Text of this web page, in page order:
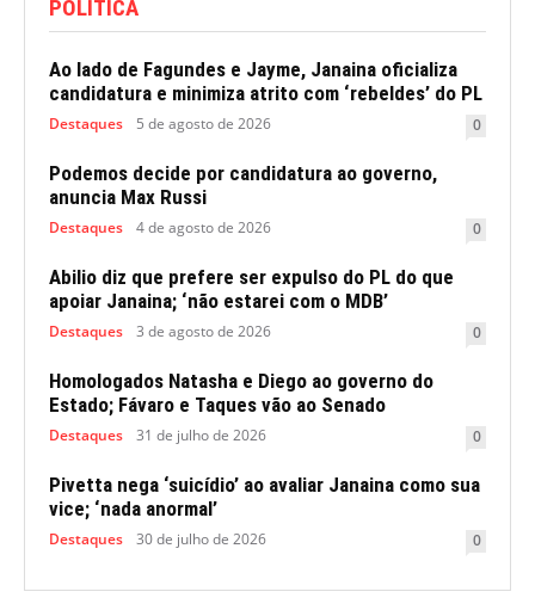
POLITICA
Ao lado de Fagundes e Jayme, Janaina oficializa
candidatura e minimiza atrito com ‘rebeldes’ do PL
Destaques 5 de agosto de 2026 0
Podemos decide por candidatura ao governo,
anuncia Max Russi
Destaques 4 de agosto de 2026 0
Abilio diz que prefere ser expulso do PL do que
apoiar Janaina; ‘não estarei com o MDB’
Destaques 3 de agosto de 2026 0
Homologados Natasha e Diego ao governo do
Estado; Fávaro e Taques vão ao Senado
Destaques 31 de julho de 2026 0
Pivetta nega ‘suicídio’ ao avaliar Janaina como sua
vice; ‘nada anormal’
Destaques 30 de julho de 2026 0